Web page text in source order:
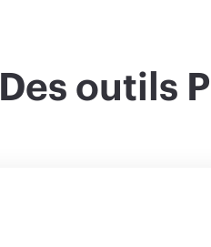
Des outils